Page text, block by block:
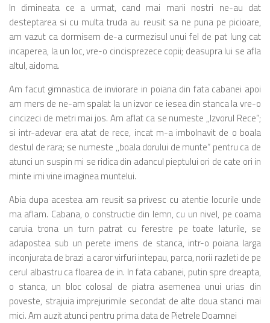
In dimineata ce a urmat, cand mai marii nostri ne-au dat
desteptarea si cu multa truda au reusit sa ne puna pe picioare,
am vazut ca dormisem de-a curmezisul unui fel de pat lung cat
incaperea, la un loc, vre-o cincisprezece copii; deasupra lui se afla
altul, aidoma.
Am facut gimnastica de inviorare in poiana din fata cabanei apoi
am mers de ne-am spalat la un izvor ce iesea din stanca la vre-o
cincizeci de metri mai jos. Am aflat ca se numeste ,,Izvorul Rece”;
si intr-adevar era atat de rece, incat m-a imbolnavit de o boala
destul de rara; se numeste ,,boala dorului de munte” pentru ca de
atunci un suspin mi se ridica din adancul pieptului ori de cate ori in
minte imi vine imaginea muntelui.
Abia dupa acestea am reusit sa privesc cu atentie locurile unde
ma aflam. Cabana, o constructie din lemn, cu un nivel, pe coama
caruia trona un turn patrat cu ferestre pe toate laturile, se
adapostea sub un perete imens de stanca, intr-o poiana larga
inconjurata de brazi a caror virfuri intepau, parca, norii razleti de pe
cerul albastru ca floarea de in. In fata cabanei, putin spre dreapta,
o stanca, un bloc colosal de piatra asemenea unui urias din
poveste, strajuia imprejurimile secondat de alte doua stanci mai
mici. Am auzit atunci pentru prima data de Pietrele Doamnei